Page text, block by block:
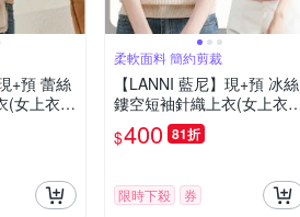
+預 蕾絲
(女上衣/
柔軟面料 簡約剪裁
【LANNI 藍尼】現+預 冰絲
鏤空短袖針織上衣(女上衣/
休閒/百搭/T恤)
$400 81折
限時下殺 券